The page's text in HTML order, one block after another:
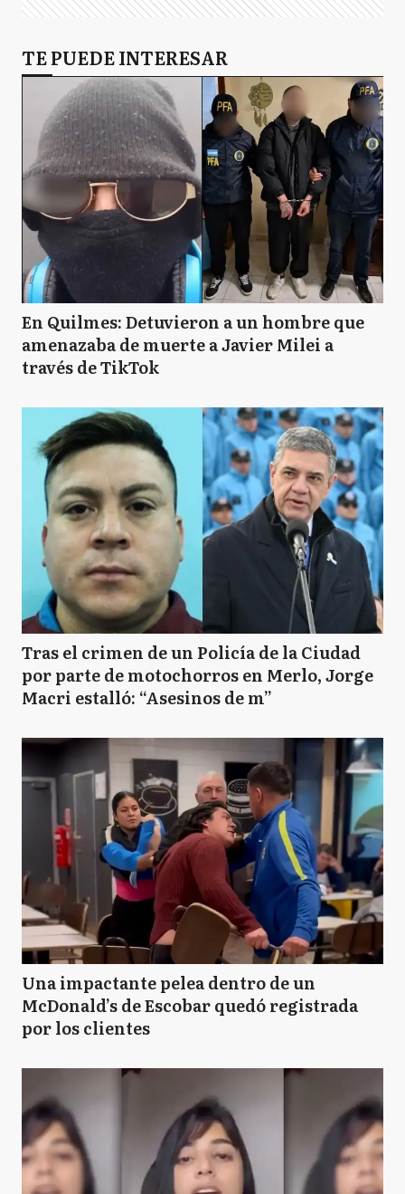
TE PUEDE INTERESAR
En Quilmes: Detuvieron a un hombre que
amenazaba de muerte a Javier Milei a
través de TikTok
Tras el crimen de un Policía de la Ciudad
por parte de motochorros en Merlo, Jorge
Macri estalló: “Asesinos de m”
Una impactante pelea dentro de un
McDonald’s de Escobar quedó registrada
por los clientes